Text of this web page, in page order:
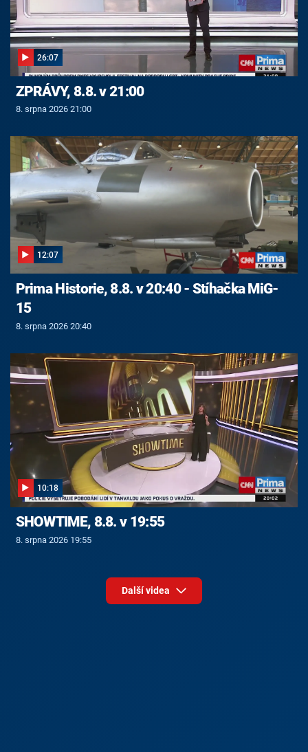
26:07
ZPRÁVY, 8.8. v 21:00
8. srpna 2026 21:00
12:07
Prima Historie, 8.8. v 20:40 - Stíhačka MiG-
15
8. srpna 2026 20:40
10:18
SHOWTIME, 8.8. v 19:55
8. srpna 2026 19:55
Další videa